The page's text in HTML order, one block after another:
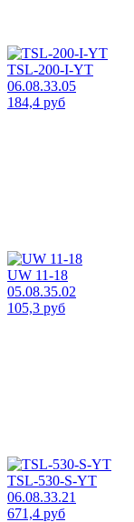
TSL-200-I-YT
06.08.33.05
184,4 руб
UW 11-18
05.08.35.02
105,3 руб
TSL-530-S-YT
06.08.33.21
671,4 руб